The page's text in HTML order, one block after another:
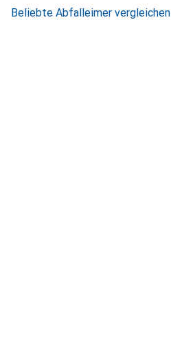
Beliebte Abfalleimer vergleichen